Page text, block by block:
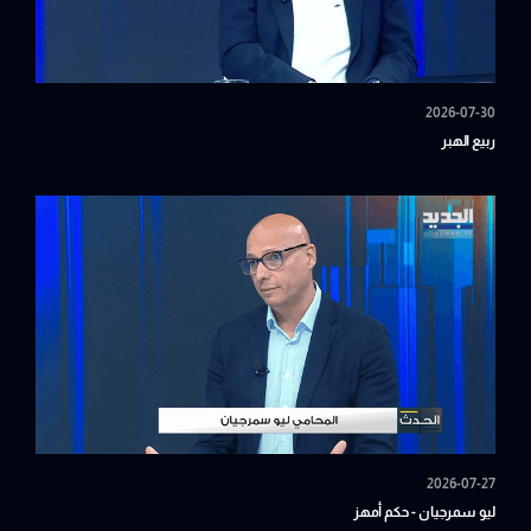
2026-07-30
ربيع الهبر
2026-07-27
ليو سمرجيان - حكم أمهز